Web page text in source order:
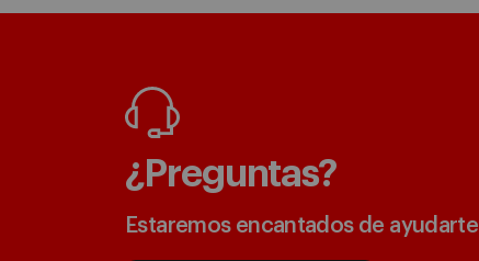
¿Preguntas?
Estaremos encantados de ayudarte